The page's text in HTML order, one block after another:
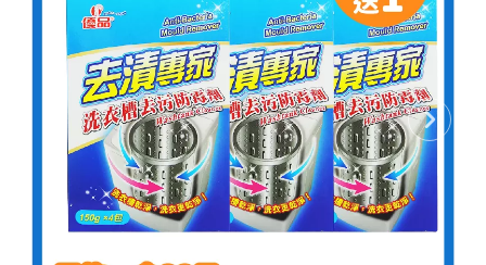
🔥任選1件折9元-新老客戶感恩回饋
商品介紹
全部商品
限時特賣
防霉清潔好幫手(任3件，贈抗菌保濕洗手乳)